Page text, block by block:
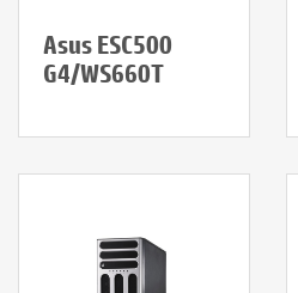
Asus ESC500
G4/WS660T